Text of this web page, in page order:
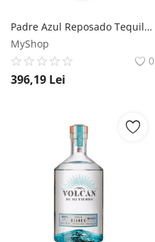
Padre Azul Reposado Tequila 0.7L Padre Azul
MyShop
0
396,19 Lei